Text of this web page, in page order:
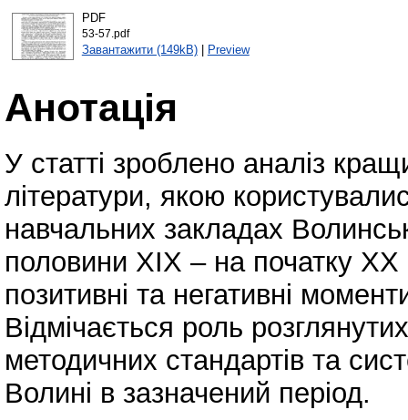
PDF
53-57.pdf
Завантажити (149kB)| Preview
Анотація
У статті зроблено аналіз
літератури, якою
навчальних закладах
половини XIX – на початку XX
позитивні та негативні
Відмічається роль
методичних стандартів та
Волині в зазначений період.